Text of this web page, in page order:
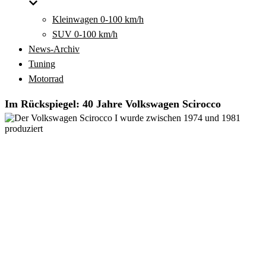
Kleinwagen 0-100 km/h
SUV 0-100 km/h
News-Archiv
Tuning
Motorrad
Im Rückspiegel: 40 Jahre Volkswagen Scirocco